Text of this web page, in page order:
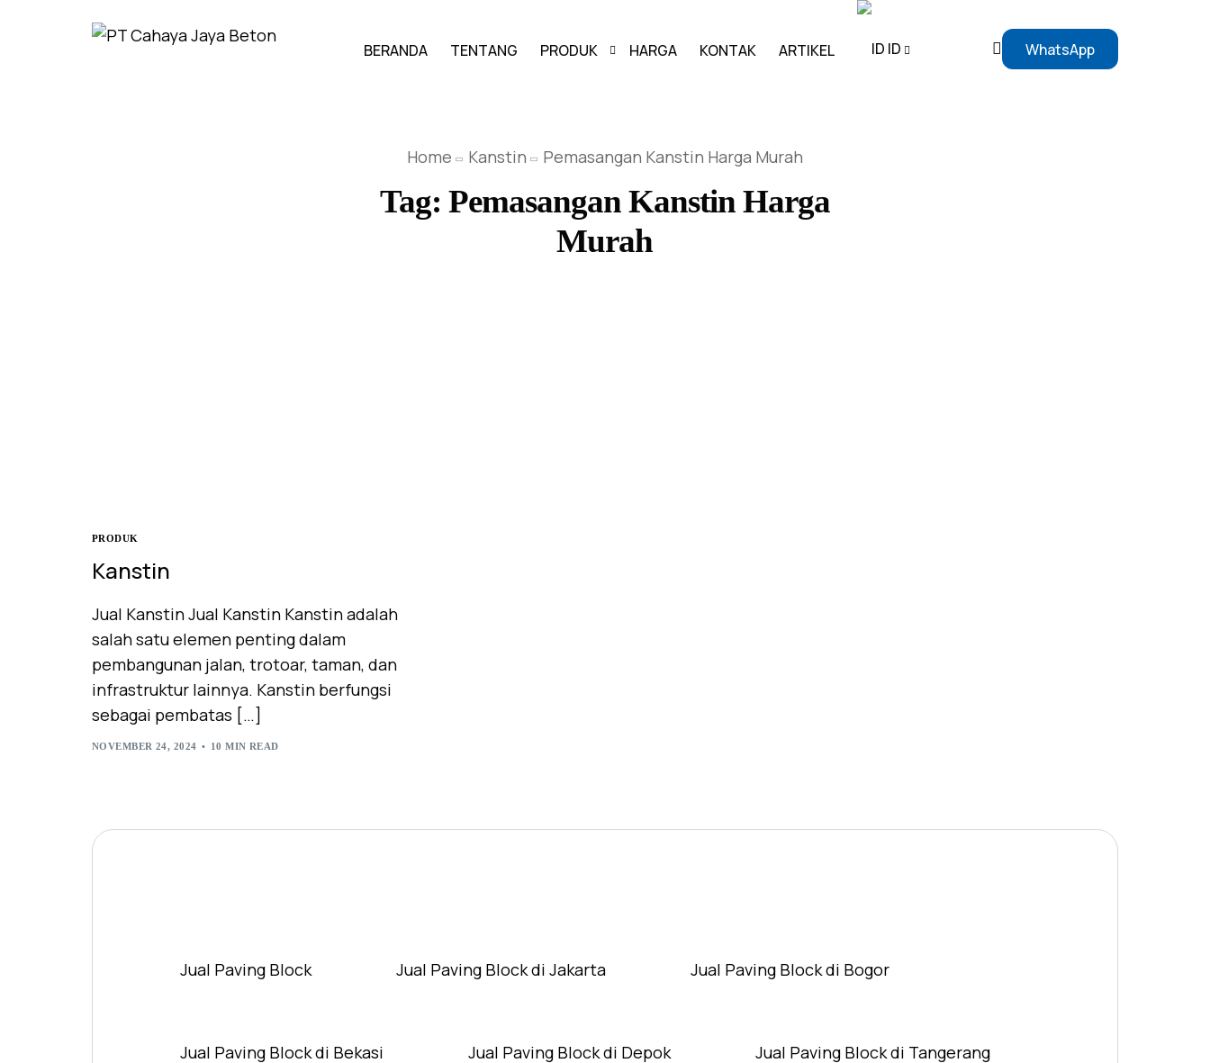
BERANDA TENTANG PRODUK
PAVING BLOCK
GRASS BLOCK
KANSTIN
BUIS BETON
HARGA KONTAK ARTIKEL ID WhatsApp
Home Kanstin Pemasangan Kanstin Harga Murah
Tag: Pemasangan Kanstin Harga
Murah
PRODUK
Kanstin
Jual Kanstin Jual Kanstin Kanstin adalah
salah satu elemen penting dalam
pembangunan jalan, trotoar, taman, dan
infrastruktur lainnya. Kanstin berfungsi
sebagai pembatas […]
NOVEMBER 24, 2024 10 MIN READ
Jual Paving Block Jual Paving Block di Jakarta Jual Paving Block di Bogor
Jual Paving Block di Bekasi Jual Paving Block di Depok Jual Paving Block di Tangerang